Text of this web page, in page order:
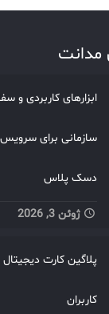
مدانت
ابزارهای کاربردی و
سازمانی برای سرویس
دسک پلاس
ژوئن 3, 2026
پلاگین کارت دیجیتال
کاربران